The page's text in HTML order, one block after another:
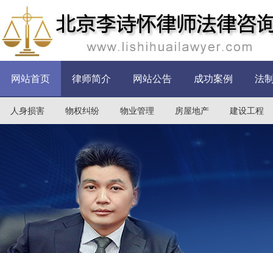
网站首页 律师简介 网站公告 成功案例 法
人身损害 物权纠纷 物业管理 房屋地产 建设工程